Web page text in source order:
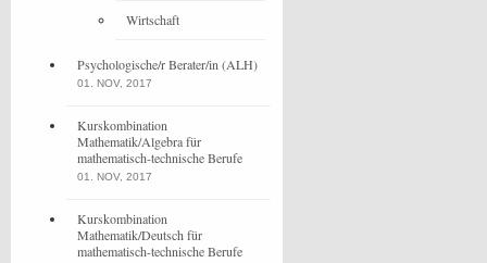
Wirtschaft
Psychologische/r Berater/in (ALH)
01. NOV, 2017
Kurskombination
Mathematik/Algebra für
mathematisch-technische Berufe
01. NOV, 2017
Kurskombination
Mathematik/Deutsch für
mathematisch-technische Berufe